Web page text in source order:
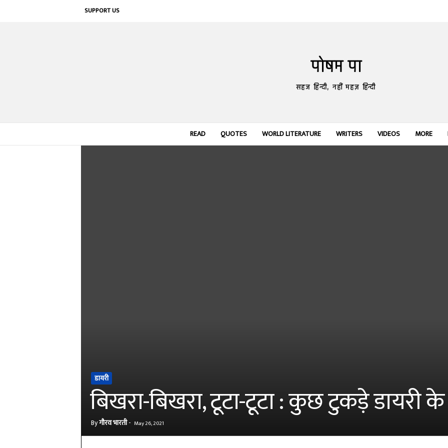
SUPPORT US
पोषम पा
सहज हिन्दी, नहीं महज़ हिन्दी
READ QUOTES WORLD LITERATURE WRITERS VIDEOS MORE
डायरी
बिखरा-बिखरा, टूटा-टूटा : कुछ टुकड़े डायरी
Byगौरव भारती- May 26, 2021